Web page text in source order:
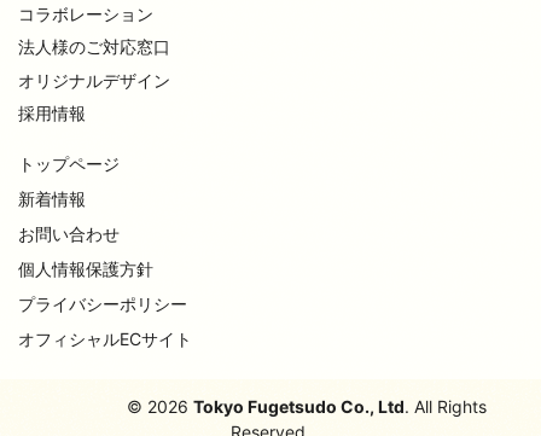
コラボレーション
法人様のご対応窓口
オリジナルデザイン
採用情報
トップページ
新着情報
お問い合わせ
個人情報保護方針
プライバシーポリシー
オフィシャルECサイト
© 2026 Tokyo Fugetsudo Co., Ltd. All Rights
Reserved.